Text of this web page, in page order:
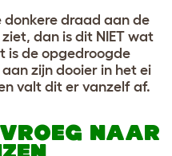
donkere draad aan de
dan is dit NIET wat
is de opgedroogde
zijn dooier in het ei
valt dit er vanzelf af.
NAAR